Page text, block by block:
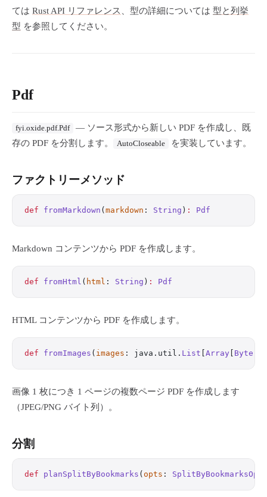
ては Rust API リファレンス 、型の詳細については 型と列挙
型 を参照してください。
Pdf
fyi.oxide.pdf.Pdf
— ソース形式から新しい PDF を作成し、既
存の PDF を分割します。
AutoCloseable を実装しています。
ファクトリーメソッド
def fromMarkdown ( markdown : String ) : Pdf
Markdown コンテンツから PDF を作成します。
def fromHtml ( html : String ) : Pdf
HTML コンテンツから PDF を作成します。
def fromImages ( images : java.util. List Array Byte
画像 1 枚につき 1 ページの複数ページ PDF を作成します
（JPEG/PNG バイト列）。
分割
def planSplitByBookmarks ( opts :